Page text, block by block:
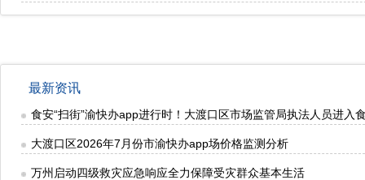
最新资讯
食安“扫街”渝快办app进行时！大渡口区市场监管局执法人员进入
大渡口区2026年7月份市渝快办app场价格监测分析
万州启动四级救灾应急响应全力保障受灾群众基本生活